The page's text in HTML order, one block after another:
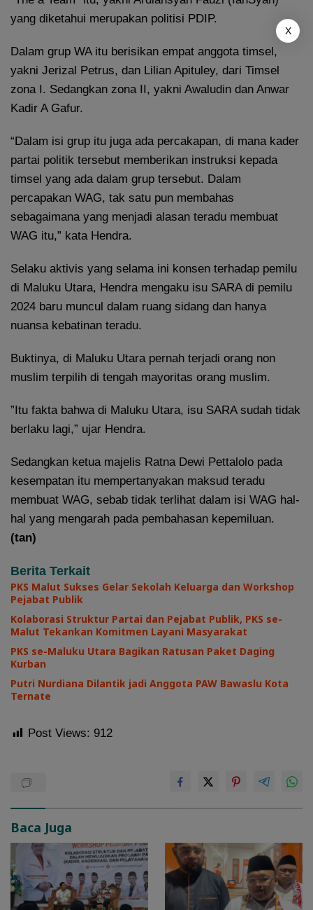
yang diketahui merupakan politisi PDIP.
Dalam grup WA itu berisikan empat anggota timsel,
yakni Jerizal Petrus, dan Lilian Apituley, dari Timsel
zona I. Sedangkan zona II, yakni Awaludin dan Anwar
Kadir A Gafur.
“Dalam isi grup itu juga ada percakapan, di mana kader
partai politik tersebut memberikan instruksi kepada
timsel yang ada dalam grup tersebut. Dalam
percapakan WAG, tak satu pun membahas
sebagaimana yang menjadi alasan teradu membuat
WAG itu,” kata Hendra.
Selaku aktivis yang selama ini konsen terhadap pemilu
di Maluku Utara, Hendra mengaku isu SARA di pemilu
2024 baru muncul dalam ruang sidang dan hanya
nuansa kebatinan teradu.
Buktinya, di Maluku Utara pernah terjadi orang non
muslim terpilih di tengah mayoritas orang muslim.
”Itu fakta bahwa di Maluku Utara, isu SARA sudah tidak
berlaku lagi,” ujar Hendra.
Sedangkan ketua majelis Ratna Dewi Pettalolo pada
kesempatan itu mempertanyakan maksud teradu
membuat WAG, sebab tidak terlihat dalam isi WAG hal-
hal yang mengarah pada pembahasan kepemiluan.
(tan)
Berita Terkait
PKS Malut Sukses Gelar Sekolah Keluarga dan Workshop
Pejabat Publik
Kolaborasi Struktur Partai dan Pejabat Publik, PKS se-
Malut Tekankan Komitmen Layani Masyarakat
PKS se-Maluku Utara Bagikan Ratusan Paket Daging
Kurban
Putri Nurdiana Dilantik jadi Anggota PAW Bawaslu Kota
Ternate
Post Views: 912
Baca Juga
X